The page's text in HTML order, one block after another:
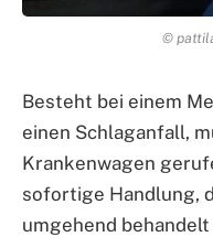
©
Besteht bei einem
einen Schlaganfall,
Krankenwagen
sofortige Handlung,
umgehend